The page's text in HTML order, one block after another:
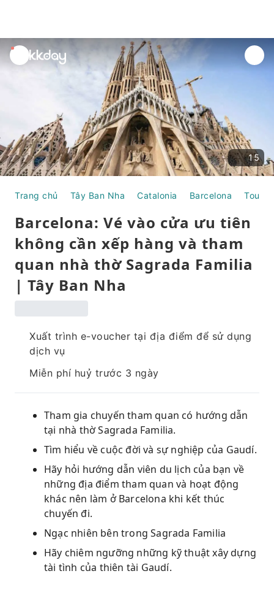
unread
notifications
15
Trang chủ Tây Ban Nha Catalonia Barcelona Tour
Barcelona: Vé vào cửa ưu tiên
không cần xếp hàng và tham
quan nhà thờ Sagrada Familia
| Tây Ban Nha
Xuất trình e-voucher tại địa điểm để sử dụng
dịch vụ
Miễn phí huỷ trước 3 ngày
Tham gia chuyến tham quan có hướng dẫn
tại nhà thờ Sagrada Familia.
Tìm hiểu về cuộc đời và sự nghiệp của Gaudí.
Hãy hỏi hướng dẫn viên du lịch của bạn về
những địa điểm tham quan và hoạt động
khác nên làm ở Barcelona khi kết thúc
chuyến đi.
Ngạc nhiên bên trong Sagrada Familia
Hãy chiêm ngưỡng những kỹ thuật xây dựng
tài tình của thiên tài Gaudí.